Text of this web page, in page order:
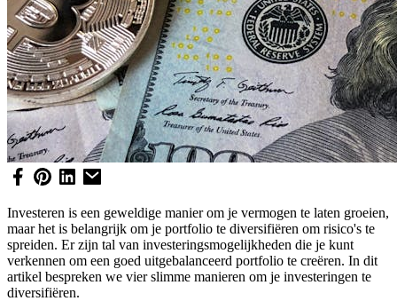
Investeren is een geweldige manier om je vermogen te laten groeien,
maar het is belangrijk om je portfolio te diversifiëren om risico's te
spreiden. Er zijn tal van investeringsmogelijkheden die je kunt
verkennen om een goed uitgebalanceerd portfolio te creëren. In dit
artikel bespreken we vier slimme manieren om je investeringen te
diversifiëren.